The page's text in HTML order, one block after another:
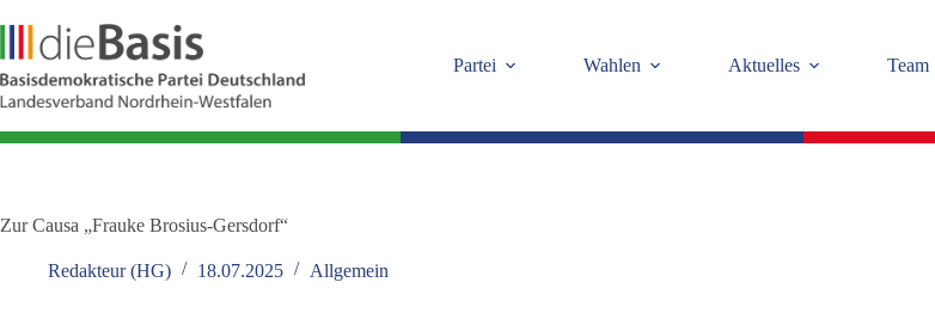
Inhalt
springen
Partei Wahlen Aktuelles Team
Zur Causa „Frauke Brosius-Gersdorf“
Redakteur (HG) 18.07.2025 Allgemein